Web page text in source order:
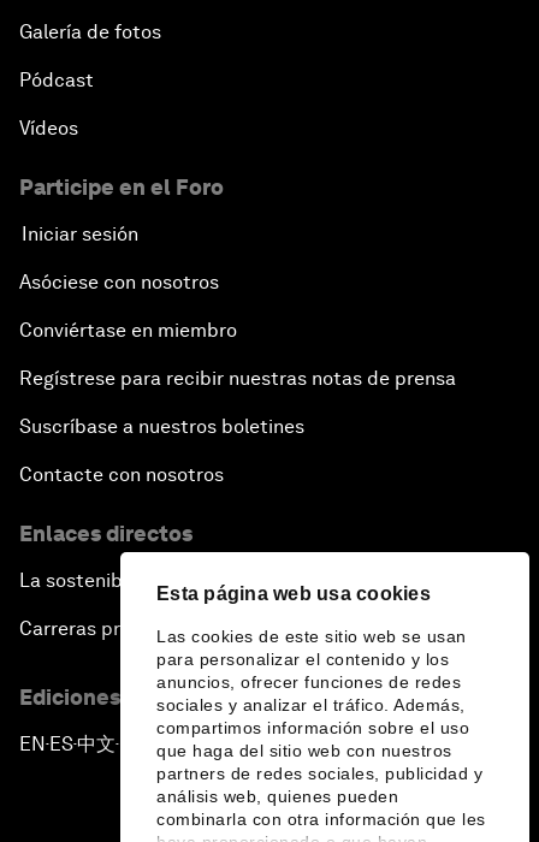
Esta página web usa cookies
Las cookies de este sitio web se usan
para personalizar el contenido y los
anuncios, ofrecer funciones de redes
sociales y analizar el tráfico. Además,
compartimos información sobre el uso
que haga del sitio web con nuestros
partners de redes sociales, publicidad y
análisis web, quienes pueden
combinarla con otra información que les
Galería de fotos
Pódcast
Vídeos
Participe en el Foro
Iniciar sesión
Asóciese con nosotros
Conviértase en miembro
Regístrese para recibir nuestras notas de prensa
Suscríbase a nuestros boletines
Contacte con nosotros
Enlaces directos
La sostenibilidad en el Foro
Carreras profesionales
Ediciones en otros idiomas
EN ▪ ES▪中文▪ 日本語